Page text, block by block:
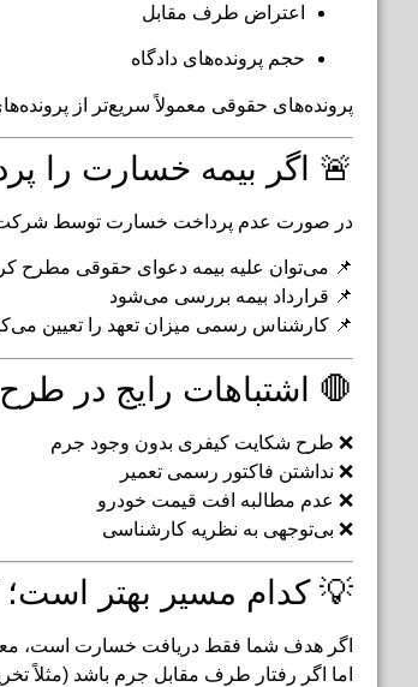
اعتراض طرف مقابل
حجم پرونده‌های دادگاه
پرونده‌های حقوقی معمولاً سریع‌تر از
🚨 اگر بیمه خسارت را
در صورت عدم پرداخت خسارت توسط شرکت
📌 می‌توان علیه بیمه دعوای حقوقی مطرح
📌 قرارداد بیمه بررسی می‌شود
📌 کارشناس رسمی میزان تعهد را تعیین
🛑 اشتباهات رایج در طرح
❌ طرح شکایت کیفری بدون وجود جرم
❌ نداشتن فاکتور رسمی تعمیر
❌ عدم مطالبه افت قیمت خودرو
❌ بی‌توجهی به نظریه کارشناسی
💡 کدام مسیر بهتر
اگر هدف شما فقط دریافت خسارت است،
اما اگر رفتار طرف مقابل جرم باشد (مثلاً